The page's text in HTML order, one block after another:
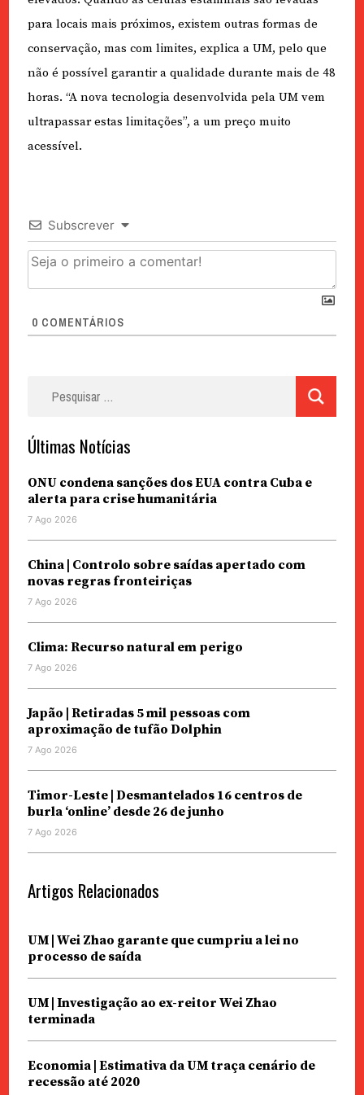
para locais mais próximos, existem outras formas de
conservação, mas com limites, explica a UM, pelo que
não é possível garantir a qualidade durante mais de 48
horas. “A nova tecnologia desenvolvida pela UM vem
ultrapassar estas limitações”, a um preço muito
acessível.
Subscrever
0 COMENTÁRIOS
Últimas Notícias
ONU condena sanções dos EUA contra Cuba e
alerta para crise humanitária
7 Ago 2026
China | Controlo sobre saídas apertado com
novas regras fronteiriças
7 Ago 2026
Clima: Recurso natural em perigo
7 Ago 2026
Japão | Retiradas 5 mil pessoas com
aproximação de tufão Dolphin
7 Ago 2026
Timor-Leste | Desmantelados 16 centros de
burla ‘online’ desde 26 de junho
7 Ago 2026
Artigos Relacionados
UM | Wei Zhao garante que cumpriu a lei no
processo de saída
UM | Investigação ao ex-reitor Wei Zhao
terminada
Economia | Estimativa da UM traça cenário de
recessão até 2020